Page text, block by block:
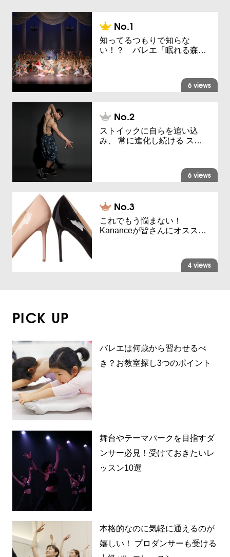
知ってるつもりで知らな
い！？ バレエ『眠れる森…
6 views
ストイックに自らを追い込
み、 常に進化し続ける ス…
6 views
これでもう悩まない！
Kananceが皆さんにオスス…
4 views
PICK UP
バレエは何歳から習わせるべ
き？お教室探し3つのポイント
舞台やテーマパークを目指すダ
ンサー必見！受けておきたいレ
ッスン10選
本格的なのに気軽に通えるのが
嬉しい！ プロダンサーも受ける